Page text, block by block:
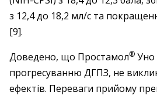
з 12,4 до 18,2 мл/с та
[9].
Доведено, що Простамол® Уно
прогресуванню ДГПЗ, не
ефектів. Переваги прийому